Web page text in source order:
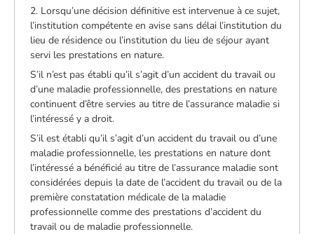
2. Lorsqu’une décision définitive est intervenue à ce sujet,
l’institution compétente en avise sans délai l’institution du
lieu de résidence ou l’institution du lieu de séjour ayant
servi les prestations en nature.
S’il n’est pas établi qu’il s’agit d’un accident du travail ou
d’une maladie professionnelle, des prestations en nature
continuent d’être servies au titre de l’assurance maladie si
l’intéressé y a droit.
S’il est établi qu’il s’agit d’un accident du travail ou d’une
maladie professionnelle, les prestations en nature dont
l’intéressé a bénéficié au titre de l’assurance maladie sont
considérées depuis la date de l’accident du travail ou de la
première constatation médicale de la maladie
professionnelle comme des prestations d’accident du
travail ou de maladie professionnelle.